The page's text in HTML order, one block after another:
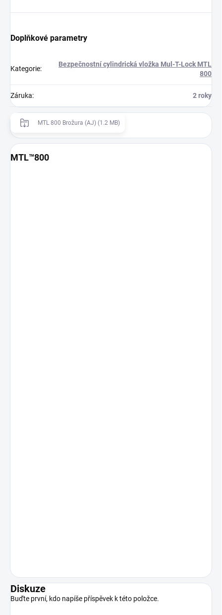
Doplňkové parametry
Kategorie:
Bezpečnostní cylindrická vložka Mul-T-Lock MTL
800
Záruka: 2 roky
MTL 800 Brožura (AJ) (1.2 MB)
MTL™800
Diskuze
Buďte první, kdo napíše příspěvek k této položce.